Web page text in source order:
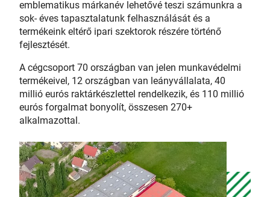
emblematikus márkanév lehetővé teszi számunkra a
sok- éves tapasztalatunk felhasználását és a
termékeink eltérő ipari szektorok részére történő
fejlesztését.
A cégcsoport 70 országban van jelen munkavédelmi
termékeivel, 12 országban van leányvállalata, 40
millió eurós raktárkészlettel rendelkezik, és 110 millió
eurós forgalmat bonyolít, összesen 270+
alkalmazottal.